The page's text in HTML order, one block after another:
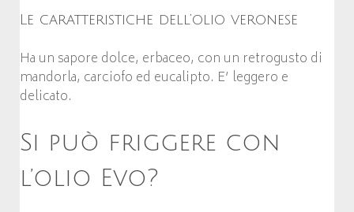
Le caratteristiche dell’olio veronese
Ha un sapore dolce, erbaceo, con un retrogusto di
mandorla, carciofo ed eucalipto. E’ leggero e
delicato.
Si può friggere con
l’olio Evo?